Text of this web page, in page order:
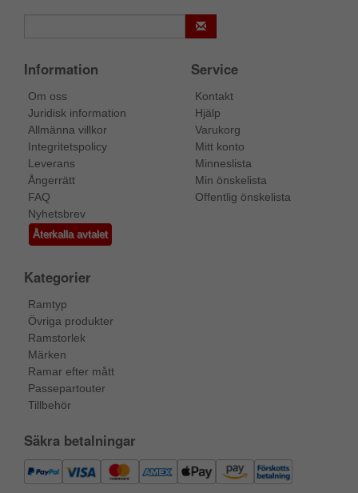
Information
Om oss
Juridisk information
Allmänna villkor
Integritetspolicy
Leverans
Ångerrätt
FAQ
Nyhetsbrev
Återkalla avtalet
Service
Kontakt
Hjälp
Varukorg
Mitt konto
Minneslista
Min önskelista
Offentlig önskelista
Kategorier
Ramtyp
Övriga produkter
Ramstorlek
Märken
Ramar efter mått
Passepartouter
Tillbehör
Säkra betalningar